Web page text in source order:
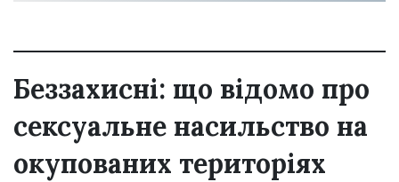
Беззахисні: що відомо про
сексуальне насильство на
окупованих територіях